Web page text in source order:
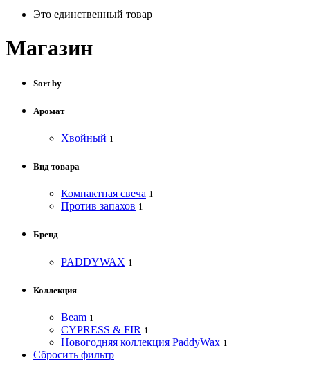
Это единственный товар
Магазин
Sort by
Аромат
Хвойный 1
Вид товара
Компактная свеча 1
Против запахов 1
Бренд
PADDYWAX 1
Коллекция
Beam 1
CYPRESS & FIR 1
Новогодняя коллекция PaddyWax 1
Сбросить фильтр